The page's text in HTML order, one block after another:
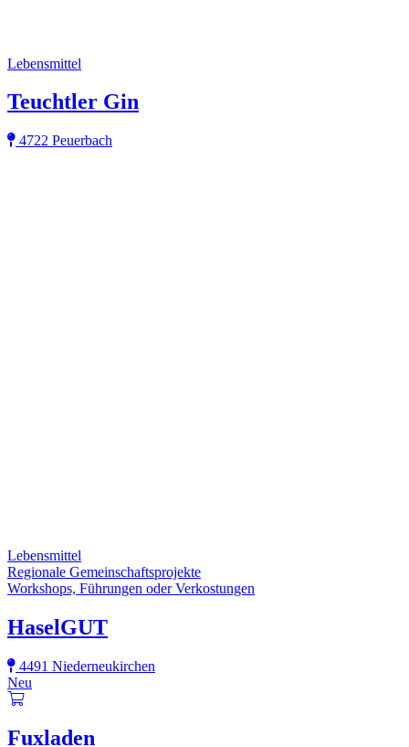
Lebensmittel
Teuchtler Gin
4722 Peuerbach
Lebensmittel
Regionale Gemeinschaftsprojekte
Workshops, Führungen oder Verkostungen
HaselGUT
4491 Niederneukirchen
Neu
Fuxladen